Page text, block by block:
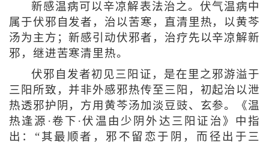
新感温病可以辛凉解表法治之。伏气温病中
属于伏邪自发者，治以苦寒，直清里热，以黄芩
汤为主方；新感引动伏邪者，治疗先以辛凉解新
邪，继进苦寒清里热。
伏邪自发者初见三阳证，是在里之邪游溢于
三阳所致，并非外感邪热传至三阳，初起治以泄
热透邪护阴，方用黄芩汤加淡豆豉、玄参。《温
热逢源·卷下·伏温由少阴外达三阳证治》中指
出：“其最顺者，邪不留恋于阴，而径出于三